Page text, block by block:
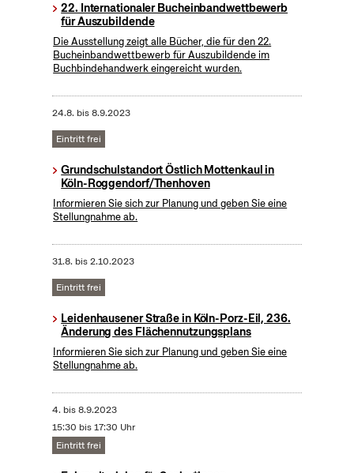
22. Internationaler Bucheinbandwettbewerb
für Auszubildende
Die Ausstellung zeigt alle Bücher, die für den 22.
Bucheinbandwettbewerb für Auszubildende im
Buchbindehandwerk eingereicht wurden.
24.8. bis8.9.2023
Eintritt frei
Grundschulstandort Östlich Mottenkaul in
Köln-Roggendorf/Thenhoven
Informieren Sie sich zur Planung und geben Sie eine
Stellungnahme ab.
31.8. bis2.10.2023
Eintritt frei
Leidenhausener Straße in Köln-Porz-Eil, 236.
Änderung des Flächennutzungsplans
Informieren Sie sich zur Planung und geben Sie eine
Stellungnahme ab.
4. bis8.9.2023
15:30 bis 17:30 Uhr
Eintritt frei